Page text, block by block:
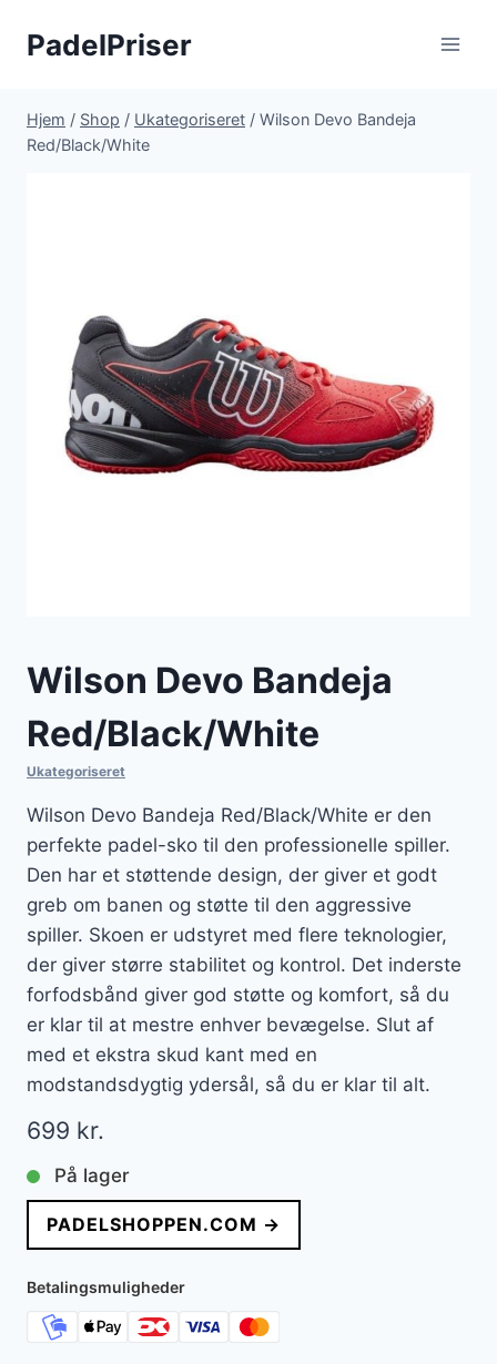
PadelPriser
Hjem / Shop / Ukategoriseret / Wilson Devo Bandeja
Red/Black/White
Wilson Devo Bandeja
Red/Black/White
Ukategoriseret
Wilson Devo Bandeja Red/Black/White er den
perfekte padel-sko til den professionelle spiller.
Den har et støttende design, der giver et godt
greb om banen og støtte til den aggressive
spiller. Skoen er udstyret med flere teknologier,
der giver større stabilitet og kontrol. Det inderste
forfodsbånd giver god støtte og komfort, så du
er klar til at mestre enhver bevægelse. Slut af
med et ekstra skud kant med en
modstandsdygtig ydersål, så du er klar til alt.
699 kr.
På lager
PADELSHOPPEN.COM →
Betalingsmuligheder